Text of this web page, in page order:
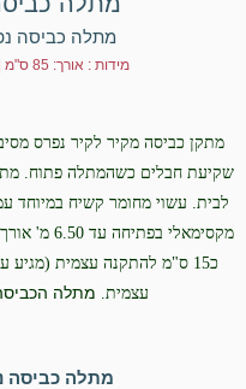
מתלה כביסה
מידות : אורך: 85 ס"מ | גובה: 13 ס"מ | עומק 22 ס"מ
מתקן כביסה מקיר לקיר נפרס מסיבי המכיל 6
שקיעת חבלים כשהמתלה פתוח.
כ15 ס"מ להתקנה עצמית
עצמית. מתלה
מתלה כביסה